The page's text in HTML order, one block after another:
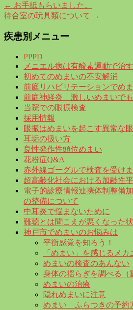
← お手紙もらいました。
待合室の玩具類について →
疾患別メニュー
PPPD
メニエル病は有酸素運動で治す
初めてのめまいの不安解消
前庭リハビリテーションでめ
前庭神経炎 激しいめまいで
当院での眼振検査
採用情報
眼振はめまいを起こす異常な
耳垢の扱い方
良性発作性頭位めまい
花粉症Q&A
赤外線ゴーグルで検査を受け
超高齢化社会における加齢性
電子的診療情報連携体制整備
の整備について
中耳炎で悩まないために
難聴とは聞こえが悪くなった
神戸市でめまいのお悩みは
平衡感覚を知ろう！
「めまい」を感じるメ
めまいの検査のあんない
身体の揺らぎを調べる（
めまいの治療
隠れめまいに注意
めまい ふらつきの予約